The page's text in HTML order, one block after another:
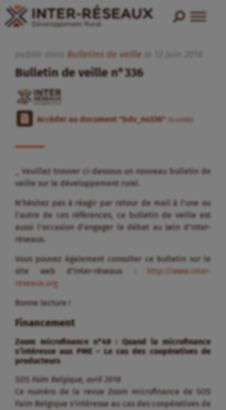
Bulletins de veille
Bulletin de veille n°336
Accéder au document "bdv_no336" (0.46MB)
_ Veuillez trouver ci-dessous un nouveau bulletin de
veille sur le développement rural.
N’hésitez pas à réagir par retour de mail à l’une ou
l’autre de ces références, ce bulletin de veille est
aussi l’occasion d’engager le débat au sein d’Inter-
réseaux.
Vous pouvez également consulter ce bulletin sur le
site web d’Inter-réseaux :
http://www.inter-
reseaux.org
Bonne lecture !
Financement
Zoom microfinance n°49 : Quand la microfinance
s’intéresse aux PME – Le cas des coopératives de
producteurs
SOS Faim Belgique, avril 2018
Ce numéro de la revue Zoom microfinance de SOS
Faim Belgique s’intéresse au cas des coopératives de